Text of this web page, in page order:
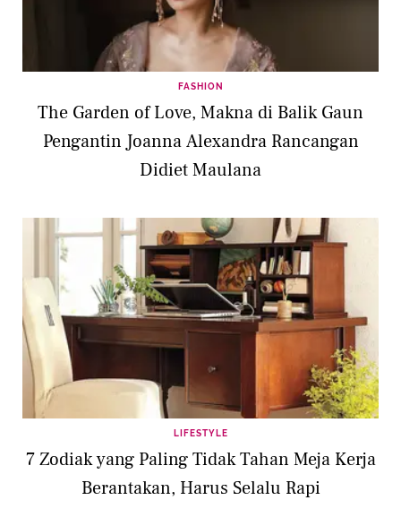
FASHION
The Garden of Love, Makna di Balik Gaun
Pengantin Joanna Alexandra Rancangan
Didiet Maulana
LIFESTYLE
7 Zodiak yang Paling Tidak Tahan Meja Kerja
Berantakan, Harus Selalu Rapi